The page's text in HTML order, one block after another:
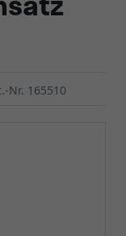
Nr. 165510